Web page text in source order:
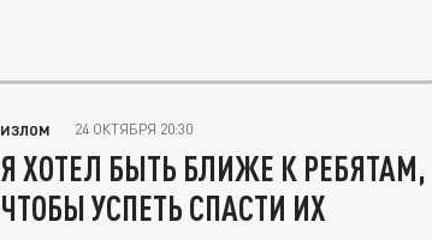
ИЗЛОМ 24 ОКТЯБРЯ 20:30
Я ХОТЕЛ БЫТЬ БЛИЖЕ К РЕБЯТАМ,
ЧТОБЫ УСПЕТЬ СПАСТИ ИХ